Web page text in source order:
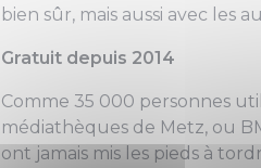
bien sûr, mais aussi avec les
Gratuit depuis 2014
Comme 35 000 personnes
médiathèques de Metz, ou
ont jamais mis les pieds à